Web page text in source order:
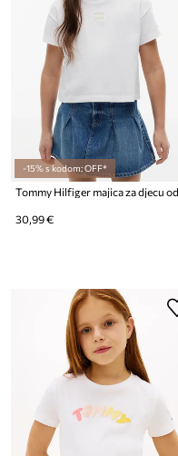
-15% s kodom: OFF*
30,99 €